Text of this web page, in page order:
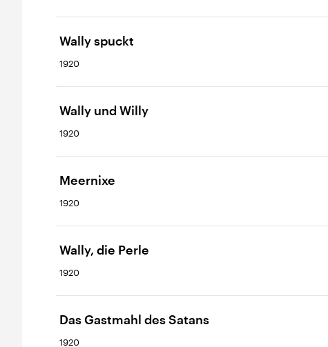
Wally spuckt
1920
Wally und Willy
1920
Meernixe
1920
Wally, die Perle
1920
Das Gastmahl des Satans
1920